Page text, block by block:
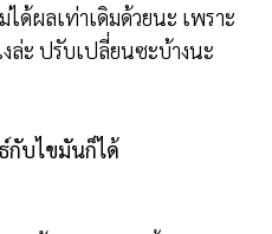
ได้ผลเท่าเดิมด้วยนะ เพราะ
ะ ปรับเปลี่ยนซะบ้างนะ
กับไขมันก็ได้